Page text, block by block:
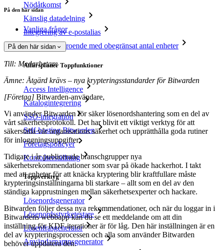
Nödåtkomst
Känslig datadelning
Integrering av e-postalias
Plattformsoberoende med obegränsat antal enheter
Affärsplaner Toppfunktioner
Access Intelligence
Katalogintegrering
SSO-integration
Self-hosting Bitwarden
Företagspolicyer
Kontoåterställning
Toppverktyg
Lösenordsgenerator
Lösenordsstyrketestare
Lösenfrasgenerator
Användarnamnsgenerator
På den här sidan
Vanliga frågor
På den här sidan
Till: Medarbetare
Ämne: Åtgärd krävs – nya krypteringsstandarder för Bitwarden
[Företag] Bitwarden-användare,
Vi använder Bitwarden för säker lösenordshantering som en del av
vårt säkerhetsprotokoll. Det har blivit ett viktigt verktyg för att
säkerställa vår organisations säkerhet och upprätthålla goda rutiner
för inloggningsuppgifter.
Tidigare i år publicerade branschgrupper nya
säkerhetsrekommendationer som svar på ökade hackerhot. I takt
med att enheter för att knäcka kryptering blir kraftfullare måste
krypteringsinställningarna bli starkare – allt som en del av den
ständiga kapprustningen mellan säkerhetsexperter och hackare.
Bitwarden följer dessa nya rekommendationer, och när du loggar in i
Bitwardens webbapp kan du se ett meddelande om att din
inställning för KDF-iterationer är för låg. Den här inställningen är en
del av krypteringsprocessen och alla som använder Bitwarden
behöver uppdatera den.